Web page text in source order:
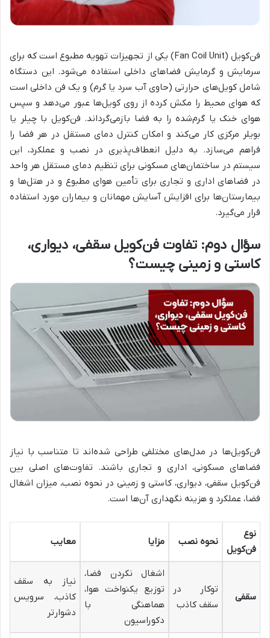
فن‌کویل (Fan Coil Unit) یکی از تجهیزات تهویه مطبوع است که برای
سرمایش و گرمایش فضاهای داخلی استفاده می‌شود. این دستگاه
شامل کویل‌های حرارتی (حاوی آب سرد یا گرم) و یک فن داخلی است
که هوای محیط را مکش کرده از روی کویل‌ها عبور می‌دهد و سپس
هوای خنک یا گرم‌شده را به فضا بازمی‌گرداند. فن‌کویل با چیلر یا
بویلر مرکزی کار می‌کند و امکان کنترل دمای مستقل در هر فضا را
فراهم می‌سازد. به دلیل انعطاف‌پذیری در نصب و عملکرد، این
سیستم در ساختمان‌های مسکونی برای تنظیم دمای مستقل هر واحد
در فضاهای اداری و تجاری برای تأمین هوای مطبوع و در هتل‌ها و
بیمارستان‌ها برای افزایش آسایش مهمانان و بیماران مورد استفاده
قرار می‌گیرد.
سؤال دوم: تفاوت فن‌کویل سقفی، دیواری،
کاستی و زمینی چیست؟
فن‌کویل‌ها در مدل‌های مختلفی طراحی شده‌اند تا متناسب با نیاز
فضاهای مسکونی، اداری و تجاری باشند. تفاوت‌های اصلی بین
فن‌کویل سقفی، دیواری، کاستی و زمینی در نحوه نصب، میزان اشغال
فضا، عملکرد و هزینه نگهداری آن‌ها است.
نوع
فن‌کویل
نحوه نصب مزایا معایب
سقفی
توکار در
سقف کاذب
اشغال نکردن فضا،
توزیع یکنواخت هوا،
هماهنگی با
دکوراسیون
نیاز به سقف
کاذب، سرویس
دشوارتر